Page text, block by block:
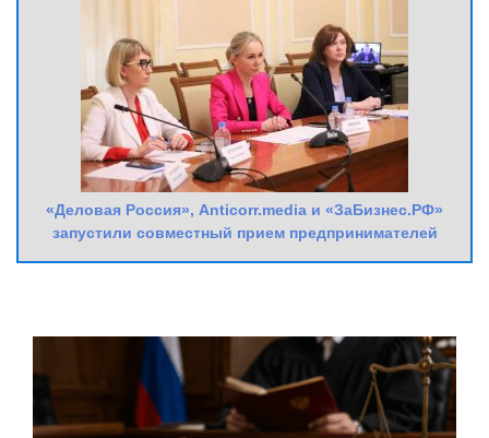
«Деловая Россия», Anticorr.media и «ЗаБизнес.РФ»
запустили совместный прием предпринимателей